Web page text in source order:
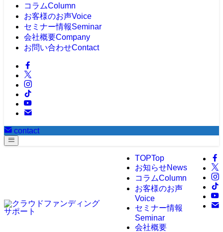
コラムColumn
お客様のお声Voice
セミナー情報Seminar
会社概要Company
お問い合わせContact
contact
TOPTop
お知らせNews
コラムColumn
お客様のお声
Voice
セミナー情報
Seminar
会社概要